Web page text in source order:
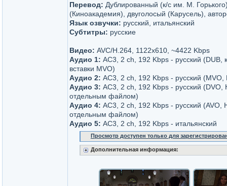
Перевод: Дублированный (к/с им. М.
(Киноакадемия), двуголосый (Карусель),
Язык озвучки: русский, итальянский
Субтитры: русские
Видео: AVC/H.264, 1122x610, ~4422 Kbps
Аудио 1: AC3, 2 ch, 192 Kbps - русский (DUB,
вставки MVO)
Аудио 2: AC3, 2 ch, 192 Kbps - русский
Аудио 3: AC3, 2 ch, 192 Kbps - русский (DVO,
отдельным файлом)
Аудио 4: AC3, 2 ch, 192 Kbps - русский (AVO,
отдельным файлом)
Аудио 5: AC3, 2 ch, 192 Kbps - итальянский
Просмотр доступен только для
Дополнительная информация: